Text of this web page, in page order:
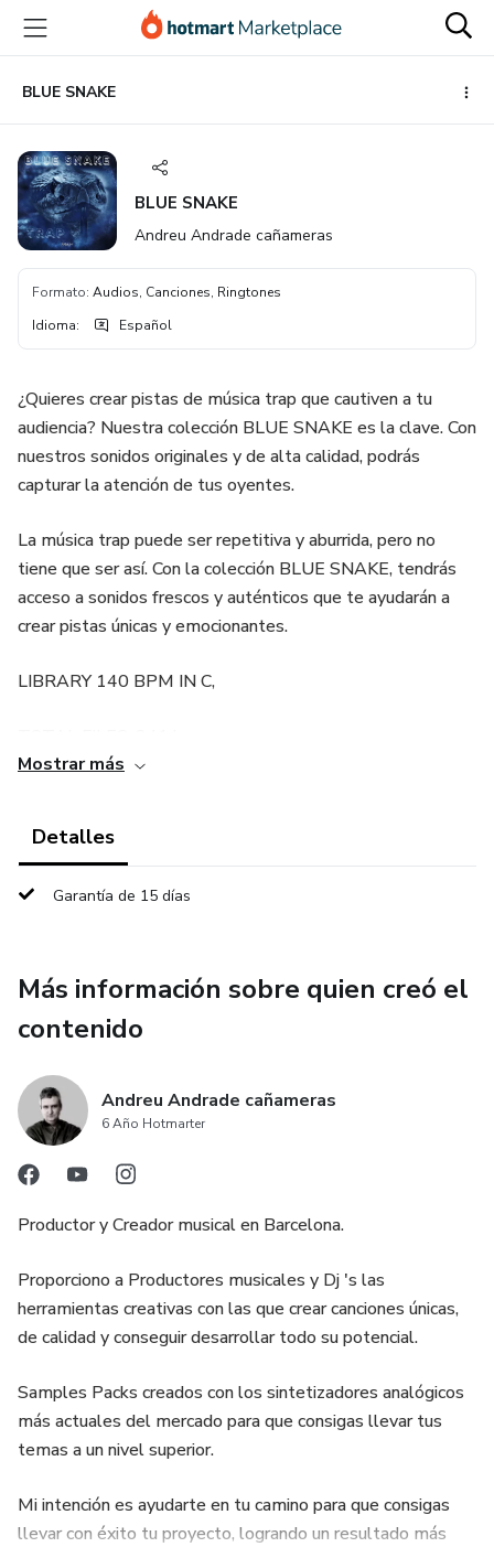
principal
página
de
página
BLUE SNAKE
BLUE SNAKE
Andreu Andrade cañameras
Formato: Audios, Canciones, Ringtones
Idioma: Español
¿Quieres crear pistas de música trap que cautiven a tu
audiencia? Nuestra colección BLUE SNAKE es la clave. Con
nuestros sonidos originales y de alta calidad, podrás
capturar la atención de tus oyentes.
La música trap puede ser repetitiva y aburrida, pero no
tiene que ser así. Con la colección BLUE SNAKE, tendrás
acceso a sonidos frescos y auténticos que te ayudarán a
crear pistas únicas y emocionantes.
LIBRARY 140 BPM IN C,
ONE SHOTS- BASS LOOPS-DRUM LOOPS-FX-MUSIC
89 LOOPS
Mostrar más
Detalles
Garantía de 15 días
Más información sobre quien creó el
contenido
Andreu Andrade cañameras
6 Año Hotmarter
Productor y Creador musical en Barcelona.
Proporciono a Productores musicales y Dj 's las
herramientas creativas con las que crear canciones únicas,
de calidad y conseguir desarrollar todo su potencial.
Samples Packs creados con los sintetizadores analógicos
más actuales del mercado para que consigas llevar tus
temas a un nivel superior.
Mi intención es ayudarte en tu camino para que consigas
llevar con éxito tu proyecto, logrando un resultado más